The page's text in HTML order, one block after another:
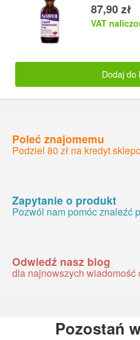
87,90 zł
VAT
Dodaj do
Poleć znajomemu
Podziel 80 zł na kredyt
Zapytanie o produkt
Pozwól nam pomóc znaleźć
Odwiedź nasz blog
dla najnowszych wiadomość
Pozostań